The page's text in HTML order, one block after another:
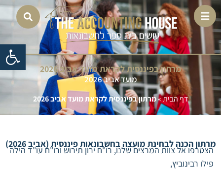
מרתון בפיננסית לקראת מועד אביב 2026
מועד אביב 2026
דף הבית»מרתון בפיננסית לקראת מועד אביב 2026
מרתון הכנה לבחינת מועצה בחשבונאות פיננסית (אביב 2026)
הצטרפו אל צוות המרצים שלנו, רו"ח ירון תירוש ורו"ח עו"ד הילה
פילו רבינוביץ,